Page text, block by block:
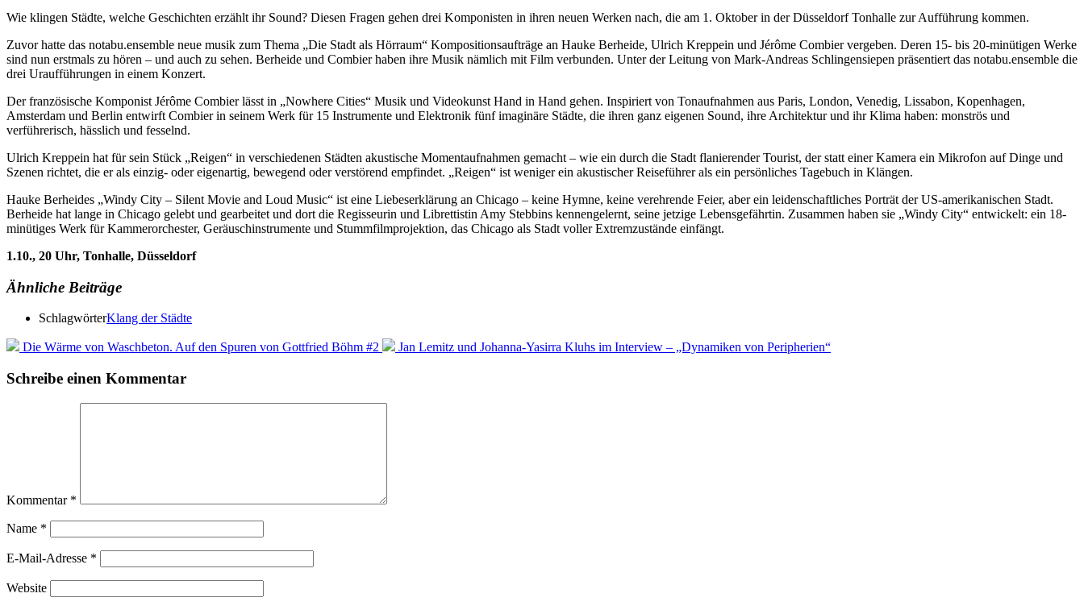
Wie klingen Städte, welche Geschichten erzählt ihr Sound? Diesen Fragen gehen drei Komponisten in ihren neuen Werken nach, die am 1. Oktober in der Düsseldorf Tonhalle zur Aufführung kommen.
Zuvor hatte das notabu.ensemble neue musik zum Thema „Die Stadt als Hörraum“ Kompositionsaufträge an Hauke Berheide, Ulrich Kreppein und Jérôme Combier vergeben. Deren 15- bis 20-minütigen Werke
sind nun erstmals zu hören – und auch zu sehen. Berheide und Combier haben ihre Musik nämlich mit Film verbunden. Unter der Leitung von Mark-Andreas Schlingensiepen präsentiert das notabu.ensemble die
drei Uraufführungen in einem Konzert.
Der französische Komponist Jérôme Combier lässt in „Nowhere Cities“ Musik und Videokunst Hand in Hand gehen. Inspiriert von Tonaufnahmen aus Paris, London, Venedig, Lissabon, Kopenhagen,
Amsterdam und Berlin entwirft Combier in seinem Werk für 15 Instrumente und Elektronik fünf imaginäre Städte, die ihren ganz eigenen Sound, ihre Architektur und ihr Klima haben: monströs und
verführerisch, hässlich und fesselnd.
Ulrich Kreppein hat für sein Stück „Reigen“ in verschiedenen Städten akustische Momentaufnahmen gemacht – wie ein durch die Stadt flanierender Tourist, der statt einer Kamera ein Mikrofon auf Dinge und
Szenen richtet, die er als einzig- oder eigenartig, bewegend oder verstörend empfindet. „Reigen“ ist weniger ein akustischer Reiseführer als ein persönliches Tagebuch in Klängen.
Hauke Berheides „Windy City – Silent Movie and Loud Music“ ist eine Liebeserklärung an Chicago – keine Hymne, keine verehrende Feier, aber ein leidenschaftliches Porträt der US-amerikanischen Stadt.
Berheide hat lange in Chicago gelebt und gearbeitet und dort die Regisseurin und Librettistin Amy Stebbins kennengelernt, seine jetzige Lebensgefährtin. Zusammen haben sie „Windy City“ entwickelt: ein 18-
minütiges Werk für Kammerorchester, Geräuschinstrumente und Stummfilmprojektion, das Chicago als Stadt voller Extremzustände einfängt.
1.10., 20 Uhr, Tonhalle, Düsseldorf
Ähnliche Beiträge
SchlagwörterKlang der Städte
Die Wärme von Waschbeton. Auf den Spuren von Gottfried Böhm #2 Jan Lemitz und Johanna-Yasirra Kluhs im Interview – „Dynamiken von Peripherien“
Schreibe einen Kommentar
Kommentar *
Name *
E-Mail-Adresse *
Website